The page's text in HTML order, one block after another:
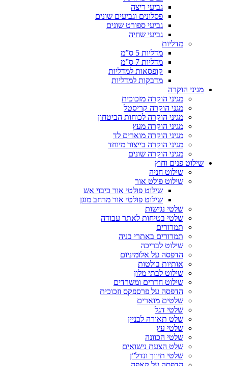
גביעי ריצה
פסלונים וגביעים שונים
גביעי ספורט שונים
גביעי שחיה
מדליות
מדליות 5 ס”מ
מדליות 7 ס”מ
קופסאות למדליות
מדבקות למדליות
מגיני הוקרה
מגיני הוקרה מזכוכית
מגני הוקרה קריסטל
מגיני הוקרה לכוחות הביטחון
מגיני הוקרה מעץ
מגיני הוקרה מוארים לד
מגיני הוקרה בייצור מיוחד
מגיני הוקרה שונים
שילוט פנים וחוץ
שילוט חניה
שילוט פולט אור
שילוט פולטי אור כיבוי אש
שילוט פולטי אור מרחב מוגן
שלטי נגישות
שלטי בטיחות לאתר עבודה
תמרורים
תמרורים באתרי בניה
שילוט לבריכה
הדפסה על אלומיניום
אותיות בולטות
שילוט לבתי מלון
שילוט חדרים ומשרדים
הדפסה על פרספקס וזכוכית
שלטים מוארים
שלטי דגל
שלט תאורה לבניין
שלטי עץ
שלטי הכוונה
שלט הצעת נישואים
שלטי תיווך ונדל”ן